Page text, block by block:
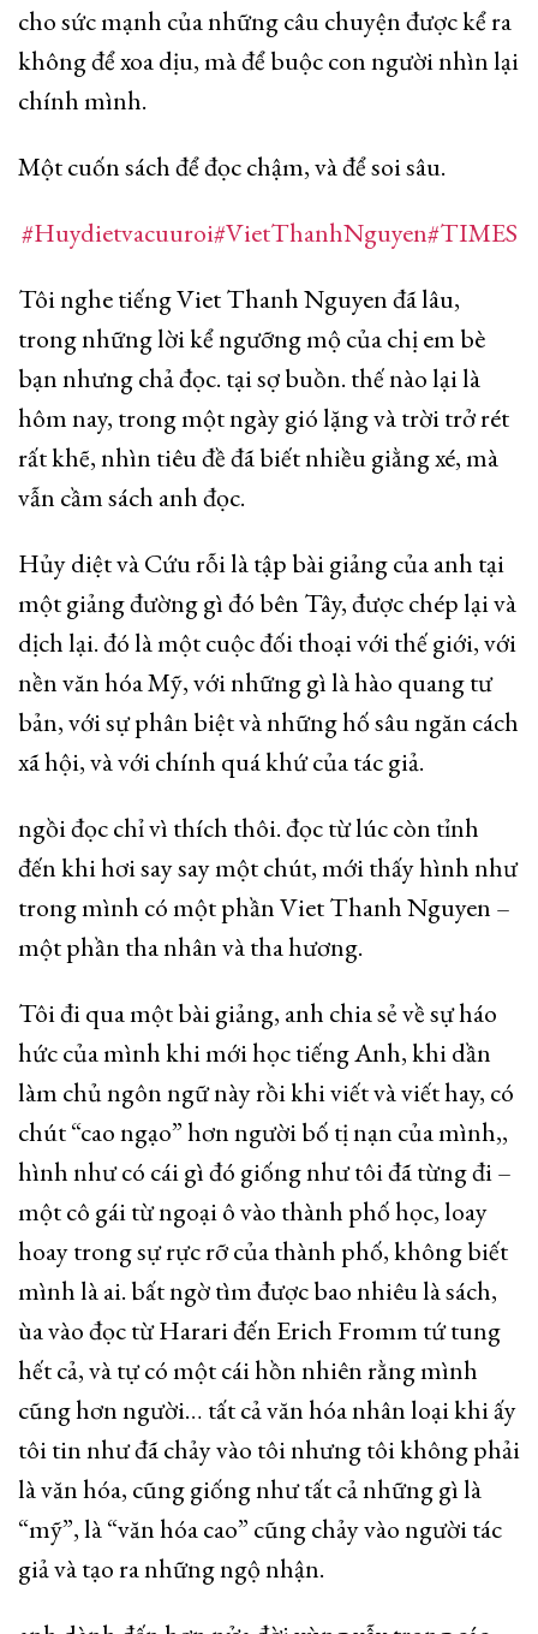
cho sức mạnh của những câu chuyện được kể ra
không để xoa dịu, mà để buộc con người nhìn lại
chính mình.
Một cuốn sách để đọc chậm, và để soi sâu.
#Huydietvacuuroi#VietThanhNguyen#TIMES
Tôi nghe tiếng Viet Thanh Nguyen đã lâu,
trong những lời kể ngưỡng mộ của chị em bè
bạn nhưng chả đọc. tại sợ buồn. thế nào lại là
hôm nay, trong một ngày gió lặng và trời trở rét
rất khẽ, nhìn tiêu đề đã biết nhiều giằng xé, mà
vẫn cầm sách anh đọc.
Hủy diệt và Cứu rỗi là tập bài giảng của anh tại
một giảng đường gì đó bên Tây, được chép lại và
dịch lại. đó là một cuộc đối thoại với thế giới, với
nền văn hóa Mỹ, với những gì là hào quang tư
bản, với sự phân biệt và những hố sâu ngăn cách
xã hội, và với chính quá khứ của tác giả.
ngồi đọc chỉ vì thích thôi. đọc từ lúc còn tỉnh
đến khi hơi say say một chút, mới thấy hình như
trong mình có một phần Viet Thanh Nguyen –
một phần tha nhân và tha hương.
Tôi đi qua một bài giảng, anh chia sẻ về sự háo
hức của mình khi mới học tiếng Anh, khi dần
làm chủ ngôn ngữ này rồi khi viết và viết hay, có
chút “cao ngạo” hơn người bố tị nạn của mình,,
hình như có cái gì đó giống như tôi đã từng đi –
một cô gái từ ngoại ô vào thành phố học, loay
hoay trong sự rực rỡ của thành phố, không biết
mình là ai. bất ngờ tìm được bao nhiêu là sách,
ùa vào đọc từ Harari đến Erich Fromm tứ tung
hết cả, và tự có một cái hồn nhiên rằng mình
cũng hơn người… tất cả văn hóa nhân loại khi ấy
tôi tin như đã chảy vào tôi nhưng tôi không phải
là văn hóa, cũng giống như tất cả những gì là
“mỹ”, là “văn hóa cao” cũng chảy vào người tác
giả và tạo ra những ngộ nhận.